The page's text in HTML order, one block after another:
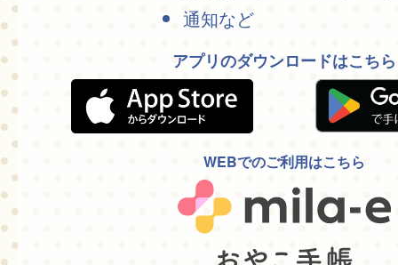
通知など
アプリのダウンロードはこちら
WEBでのご利用はこちら